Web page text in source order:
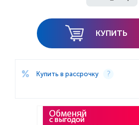
КУПИТЬ
Купить в рассрочку